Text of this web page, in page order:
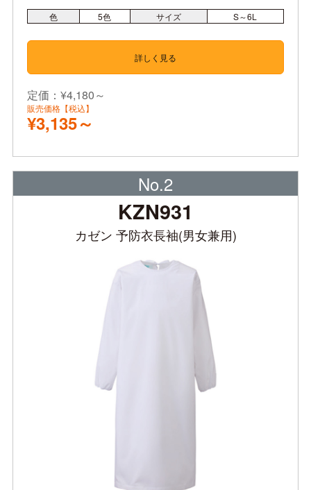
色 5色 サイズ S～6L
詳しく見る
定価：¥4,180～
販売価格【税込】
¥3,135～
No.2
KZN931
カゼン 予防衣長袖(男女兼用)